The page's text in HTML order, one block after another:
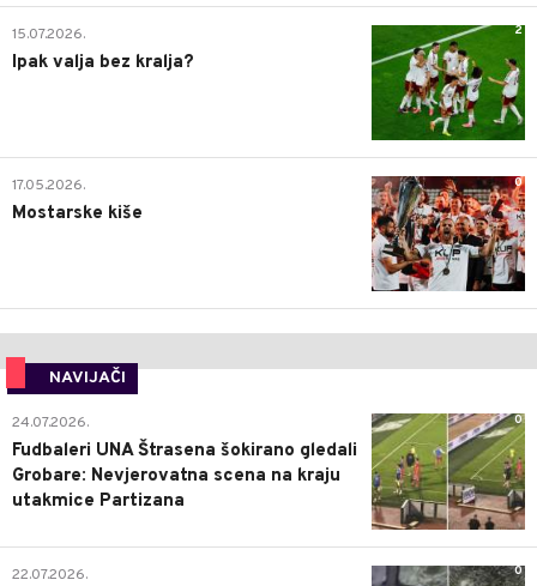
2
15.07.2026.
Ipak valja bez kralja?
0
17.05.2026.
Mostarske kiše
NAVIJAČI
0
24.07.2026.
Fudbaleri UNA Štrasena šokirano gledali
Grobare: Nevjerovatna scena na kraju
utakmice Partizana
0
22.07.2026.